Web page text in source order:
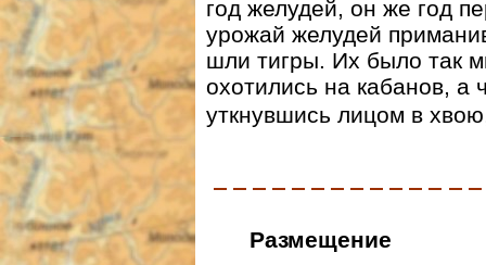
год желудей, он же год
урожай желудей
шли тигры. Их было так
охотились на кабанов, а
уткнувшись лицом в
Размещение